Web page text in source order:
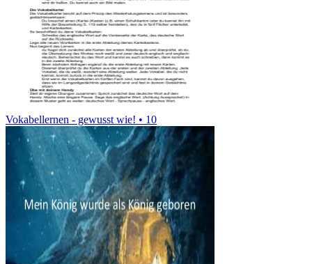
Vokabellernen - gewusst wie! • 10